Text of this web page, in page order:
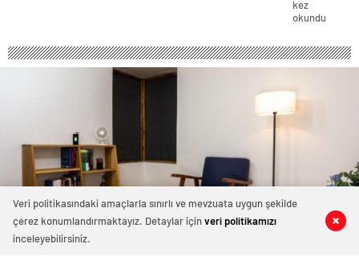
0 0
Dropbox
özelliği
kez
okundu
0 0
Veri politikasındaki amaçlarla sınırlı ve mevzuata uygun şekilde
çerez konumlandırmaktayız. Detaylar içinveri politikamızı
inceleyebilirsiniz.